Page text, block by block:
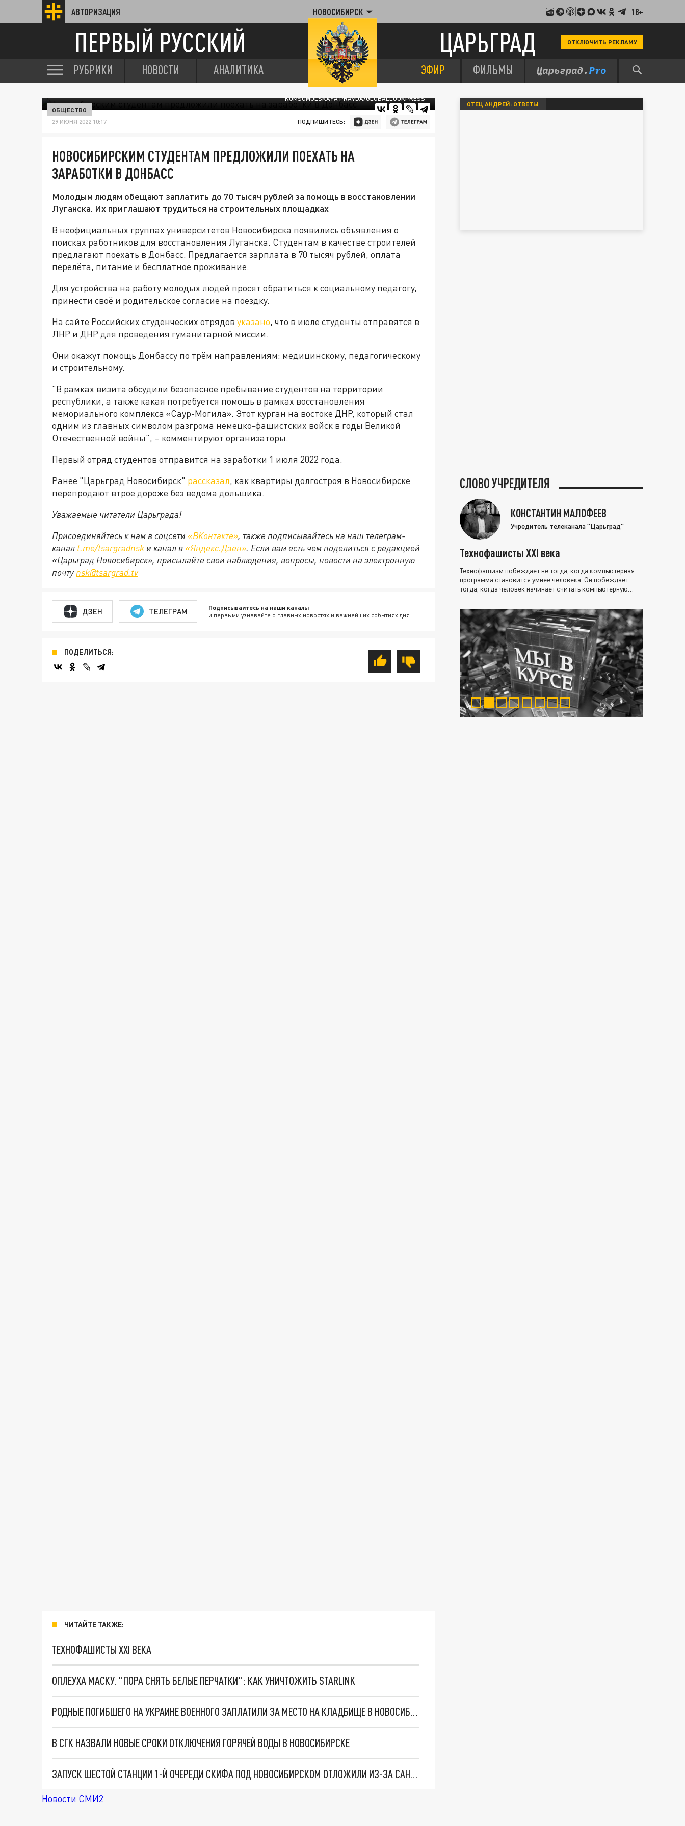
АВТОРИЗАЦИЯ НОВОСИБИРСК 18+
ПЕРВЫЙ РУССКИЙ ЦАРЬГРАД ОТКЛЮЧИТЬ РЕКЛАМУ
РУБРИКИ НОВОСТИ АНАЛИТИКА ЭФИР ФИЛЬМЫ
KOMSOMOLSKAYA PRAVDA/GLOBALLOOKPRESS
ОБЩЕСТВО
29 ИЮНЯ 2022 10:17 ПОДПИШИТЕСЬ:
НОВОСИБИРСКИМ СТУДЕНТАМ ПРЕДЛОЖИЛИ ПОЕХАТЬ НА
ЗАРАБОТКИ В ДОНБАСС
Молодым людям обещают заплатить до 70 тысяч рублей за помощь в восстановлении
Луганска. Их приглашают трудиться на строительных площадках
В неофициальных группах университетов Новосибирска появились объявления о
поисках работников для восстановления Луганска. Студентам в качестве строителей
предлагают поехать в Донбасс. Предлагается зарплата в 70 тысяч рублей, оплата
перелёта, питание и бесплатное проживание.
Для устройства на работу молодых людей просят обратиться к социальному педагогу,
принести своё и родительское согласие на поездку.
На сайте Российских студенческих отрядов указано, что в июле студенты отправятся в
ЛНР и ДНР для проведения гуманитарной миссии.
Они окажут помощь Донбассу по трём направлениям: медицинскому, педагогическому
и строительному.
"В рамках визита обсудили безопасное пребывание студентов на территории
республики, а также какая потребуется помощь в рамках восстановления
мемориального комплекса «Саур-Могила». Этот курган на востоке ДНР, который стал
одним из главных символом разгрома немецко-фашистских войск в годы Великой
Отечественной войны", – комментируют организаторы.
Первый отряд студентов отправится на заработки 1 июля 2022 года.
Ранее "Царьград Новосибирск" рассказал, как квартиры долгостроя в Новосибирске
перепродают втрое дороже без ведома дольщика.
Уважаемые читатели Царьграда!
Присоединяйтесь к нам в соцсети «ВКонтакте», также подписывайтесь на наш телеграм-
канал t.me/tsargradnsk и канал в «Яндекс.Дзен». Если вам есть чем поделиться с редакцией
«Царьград Новосибирск», присылайте свои наблюдения, вопросы, новости на электронную
почту nsk@tsargrad.tv
ДЗЕН ТЕЛЕГРАМ Подписывайтесь на наши каналы
и первыми узнавайте о главных новостях и важнейших событиях дня.
ПОДЕЛИТЬСЯ:
ЧИТАЙТЕ ТАКЖЕ:
ТЕХНОФАШИСТЫ XXI ВЕКА
ОПЛЕУХА МАСКУ. "ПОРА СНЯТЬ БЕЛЫЕ ПЕРЧАТКИ": КАК УНИЧТОЖИТЬ STARLINK
РОДНЫЕ ПОГИБШЕГО НА УКРАИНЕ ВОЕННОГО ЗАПЛАТИЛИ ЗА МЕСТО НА КЛАДБИЩЕ В НОВОСИБИРСКЕ
В СГК НАЗВАЛИ НОВЫЕ СРОКИ ОТКЛЮЧЕНИЯ ГОРЯЧЕЙ ВОДЫ В НОВОСИБИРСКЕ
ЗАПУСК ШЕСТОЙ СТАНЦИИ 1-Й ОЧЕРЕДИ СКИФА ПОД НОВОСИБИРСКОМ ОТЛОЖИЛИ ИЗ-ЗА САНКЦИЙ
Новости СМИ2
ОТЕЦ АНДРЕЙ: ОТВЕТЫ
СЛОВО УЧРЕДИТЕЛЯ
КОНСТАНТИН МАЛОФЕЕВ
Учредитель телеканала "Царьград"
Технофашисты XXI века
Технофашизм побеждает не тогда, когда компьютерная
программа становится умнее человека. Он побеждает
тогда, когда человек начинает считать компьютерную